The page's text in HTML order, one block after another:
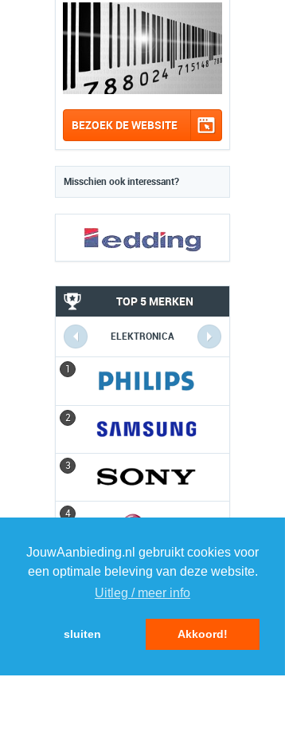
JouwAanbieding.nl gebruikt cookies voor
een optimale beleving van deze website.
Uitleg / meer info
sluiten Akkoord!
BEZOEK DE WEBSITE
Misschien ook interessant?
TOP 5 MERKEN
ELEKTRONICA
1
2
3
4